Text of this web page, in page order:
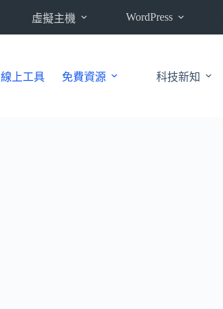
虛擬主機 WordPress
線上工具 免費資源 科技新知